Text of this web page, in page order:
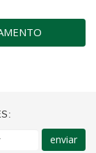
enviar